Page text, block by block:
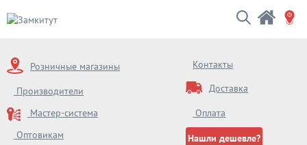
Розничные магазины
Производители
Мастер-система
Оптовикам
Контакты
Доставка
Оплата
Нашли дешевле?